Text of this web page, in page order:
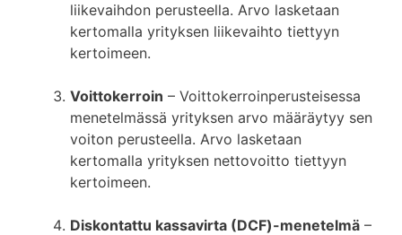
liikevaihdon perusteella. Arvo lasketaan
kertomalla yrityksen liikevaihto tiettyyn
kertoimeen.
Voittokerroin – Voittokerroinperusteisessa
menetelmässä yrityksen arvo määräytyy sen
voiton perusteella. Arvo lasketaan
kertomalla yrityksen nettovoitto tiettyyn
kertoimeen.
Diskontattu kassavirta (DCF)-menetelmä –